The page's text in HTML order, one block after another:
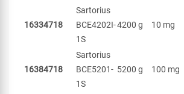
16334718
Sartorius
BCE4202I-
1S
4200 g 10 mg
16384718
Sartorius
BCE5201-
1S
5200 g 100 mg